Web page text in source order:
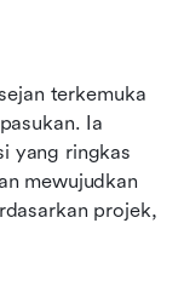
terkemuka
Ia
yang ringkas
mewujudkan
projek,